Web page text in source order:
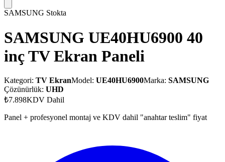
SAMSUNG Stokta
SAMSUNG UE40HU6900 40
inç TV Ekran Paneli
Kategori: TV EkranModel: UE40HU6900Marka: SAMSUNG
Çözünürlük: UHD
₺7.898KDV Dahil
Panel + profesyonel montaj ve KDV dahil "anahtar teslim" fiyat